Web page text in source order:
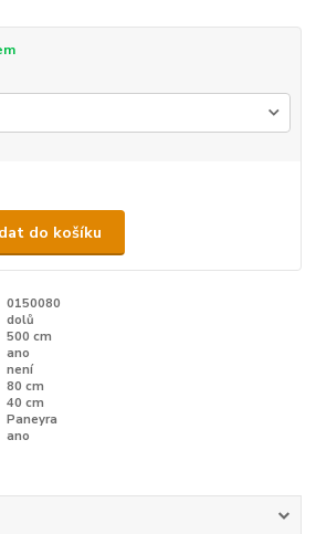
do košíku
0150080
dolů
500 cm
ano
není
80 cm
40 cm
Paneyra
ano